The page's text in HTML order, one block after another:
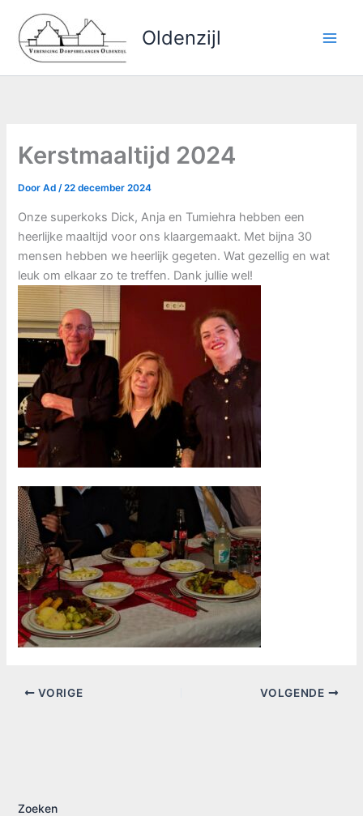
naar
Oldenzijl
Kerstmaaltijd 2024
DoorAd/22 december 2024
Onze superkoks Dick, Anja en Tumiehra hebben een
heerlijke maaltijd voor ons klaargemaakt. Met bijna 30
mensen hebben we heerlijk gegeten. Wat gezellig en wat
leuk om elkaar zo te treffen. Dank jullie wel!
VORIGE VOLGENDE
Zoeken